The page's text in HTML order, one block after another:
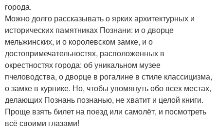
города.
Можно долго рассказывать о ярких архитектурных и
исторических памятниках Познани: и о дворце
мельжинских, и о королевском замке, и о
достопримечательностях, расположенных в
окрестностях города: об уникальном музее
пчеловодства, о дворце в рогалине в стиле классицизма,
о замке в курнике. Но, чтобы упомянуть обо всех местах,
делающих Познань познанью, не хватит и целой книги.
Проще взять билет на поезд или самолёт, и посмотреть
всё своими глазами!